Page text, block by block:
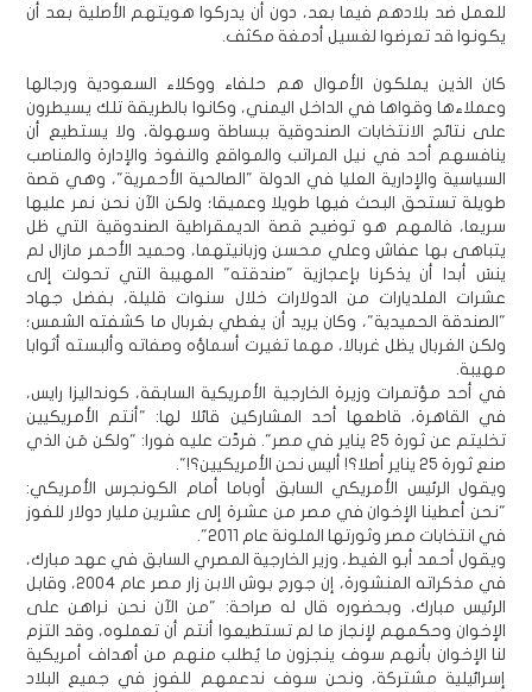
للعمل ضد بلادهم فيما بعد، دون أن يدركوا هويتهم الأصلية بعد أن
يكونوا قد تعرضوا لغسيل أدمغة مكثف.
كان الذين يملكون الأموال هم حلفاء ووكلاء السعودية ورجالها
وعملاءها وقواها في الداخل اليمني، وكانوا بالطريقة تلك يسيطرون
على نتائج الانتخابات الصندوقية ببساطة وسهولة، ولا يستطيع أن
ينافسهم أحد في نيل المراتب والمواقع والنفوذ والإدارة والمناصب
السياسية والإدارية العليا في الدولة "الصالحية الأحمرية"، وهي قصة
طويلة تستحق البحث فيها طويلا وعميقا؛ ولكن الآن نحن نمر عليها
سريعا، فالمهم هو توضيح قصة الديمقراطية الصندوقية التي ظل
يتباهى بها عفاش وعلي محسن وزبانيتهما، وحميد الأحمر مازال لم
ينسَ أبدا أن يذكرنا بإعجازية "صندقته" المهيبة التي تحولت إلى
عشرات الملديارات من الدولارات خلال سنوات قليلة، بفضل جهاد
"الصندقة الحميدية"، وكان يريد أن يغطي بغربال ما كشفته الشمس؛
ولكن الغربال يظل غربالا، مهما تغيرت أسماؤه وصفاته وألبسته أثوابا
مهيبة.
في أحد مؤتمرات وزيرة الخارجية الأمريكية السابقة، كونداليزا رايس،
في القاهرة، قاطعها أحد المشاركين قائلا لها: "أنتم الأمريكيين
تخليتم عن ثورة 25 يناير في مصر". فردّت عليه فورا: "ولكن مَن الذي
صنع ثورة 25 يناير أصلا؟! أليس نحن الأمريكيين؟!".
ويقول الرئيس الأمريكي السابق أوباما أمام الكونجرس الأمريكي:
"نحن أعطينا الإخوان في مصر من عشرة إلى عشرين مليار دولار للفوز
في انتخابات مصر وثورتها الملونة عام 2011".
ويقول أحمد أبو الغيط، وزير الخارجية المصري السابق في عهد مبارك،
في مذكراته المنشورة، إن جورج بوش الابن زار مصر عام 2004، وقابل
الرئيس مبارك، وبحضوره قال له صراحة: "من الآن نحن نراهن على
الإخوان وحكمهم لإنجاز ما لم تستطيعوا أنتم أن تعملوه، وقد التزم
لنا الإخوان بأنهم سوف ينجزون ما يُطلب منهم من أهداف أمريكية
إسرائيلية مشتركة، ونحن سوف ندعمهم للفوز في جميع البلاد